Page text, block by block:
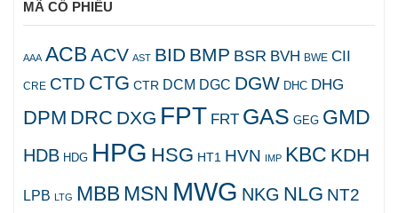
MÃ CỔ PHIẾU
AAA ACB ACV AST BID BMP BSR BVH BWE CII
CRE CTD CTG CTR DCM DGC DGW DHC DHG
DPM DRC DXG FPT FRT GAS GEG GMD
HDB HDG HPG HSG HT1 HVN IMP KBC KDH
LPB LTG MBBMSN MWG NKG NLG NT2